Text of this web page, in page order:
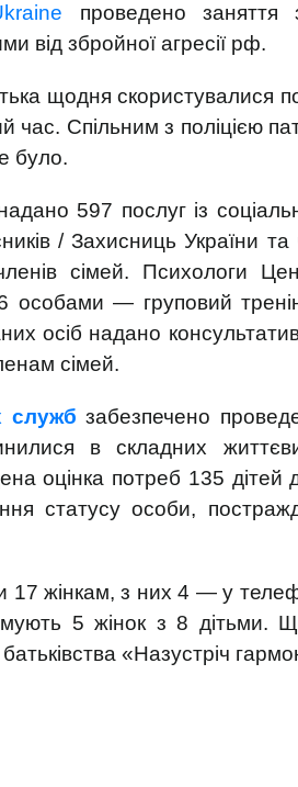
проведено заняття
від збройної агресії рф.
щодня скористувалися
час. Спільним з поліцією
було.
597 послуг із
/ Захисниць України та
сімей. Психологи
особами — груповий
осіб надано
сімей.
служб забезпечено
в складних
оцінка потреб 135 дітей
статусу особи,
17 жінкам, з них 4 — у
5 жінок з 8 дітьми.
«Назустріч